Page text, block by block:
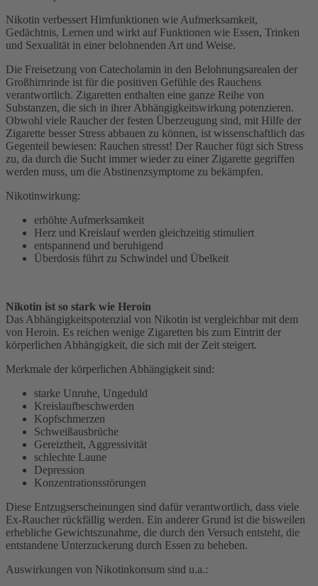
Nikotin verbessert Hirnfunktionen wie Aufmerksamkeit,
Gedächtnis, Lernen und wirkt auf Funktionen wie Essen, Trinken
und Sexualität in einer belohnenden Art und Weise.
Die Freisetzung von Catecholamin in den Belohnungsarealen der
Großhirnrinde ist für die positiven Gefühle des Rauchens
verantwortlich. Zigaretten enthalten eine ganze Reihe von
Substanzen, die sich in ihrer Abhängigkeitswirkung potenzieren.
Obwohl viele Raucher der festen Überzeugung sind, mit Hilfe der
Zigarette besser Stress abbauen zu können, ist wissenschaftlich das
Gegenteil bewiesen: Rauchen stresst! Der Raucher fügt sich Stress
zu, da durch die Sucht immer wieder zu einer Zigarette gegriffen
werden muss, um die Abstinenzsymptome zu bekämpfen.
Nikotinwirkung:
erhöhte Aufmerksamkeit
Herz und Kreislauf werden gleichzeitig stimuliert
entspannend und beruhigend
Überdosis führt zu Schwindel und Übelkeit
Nikotin ist so stark wie Heroin
Das Abhängigkeitspotenzial von Nikotin ist vergleichbar mit dem
von Heroin. Es reichen wenige Zigaretten bis zum Eintritt der
körperlichen Abhängigkeit, die sich mit der Zeit steigert.
Merkmale der körperlichen Abhängigkeit sind:
starke Unruhe, Ungeduld
Kreislaufbeschwerden
Kopfschmerzen
Schweißausbrüche
Gereiztheit, Aggressivität
schlechte Laune
Depression
Konzentrationsstörungen
Diese Entzugserscheinungen sind dafür verantwortlich, dass viele
Ex-Raucher rückfällig werden. Ein anderer Grund ist die bisweilen
erhebliche Gewichtszunahme, die durch den Versuch entsteht, die
entstandene Unterzuckerung durch Essen zu beheben.
Auswirkungen von Nikotinkonsum sind u.a.: